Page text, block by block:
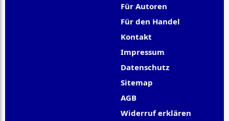
Für Autoren
Für den Handel
Kontakt
Impressum
Datenschutz
Sitemap
AGB
Widerruf erklären